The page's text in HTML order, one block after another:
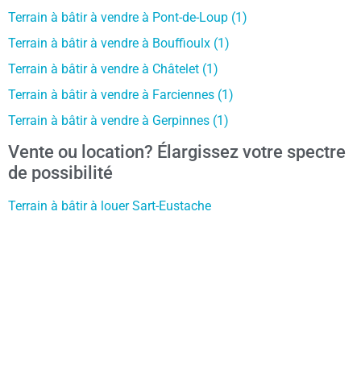
Terrain à bâtir à vendre à Pont-de-Loup (1)
Terrain à bâtir à vendre à Bouffioulx (1)
Terrain à bâtir à vendre à Châtelet (1)
Terrain à bâtir à vendre à Farciennes (1)
Terrain à bâtir à vendre à Gerpinnes (1)
Vente ou location? Élargissez votre spectre
de possibilité
Terrain à bâtir à louer Sart-Eustache